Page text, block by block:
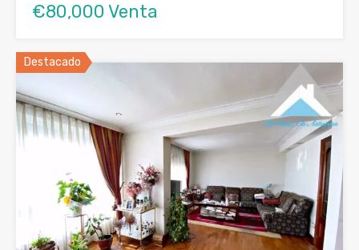
€80,000 Venta
Destacado